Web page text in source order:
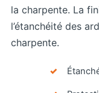
la charpente. La
l’étanchéité des
charpente.